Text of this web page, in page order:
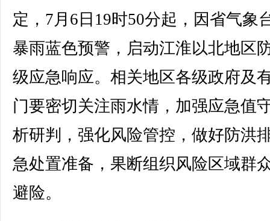
定，7月6日19时50分起，因省气象
暴雨蓝色预警，启动江淮以北地区
级应急响应。相关地区各级政府及
门要密切关注雨水情，加强应急值
析研判，强化风险管控，做好防洪
急处置准备，果断组织风险区域群
避险。